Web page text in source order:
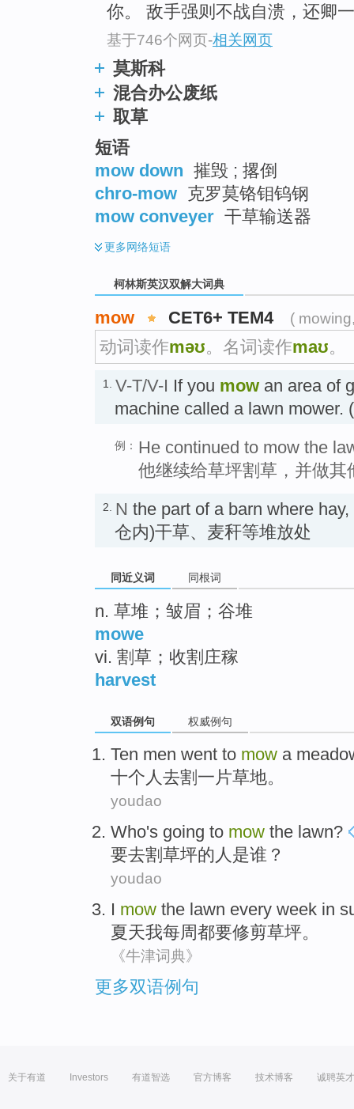
你。 敌手强则不战自溃，还卿
基于746个网页-相关网页
莫斯科
混合办公废纸
取草
短语
mow down 摧毁 ; 撂倒
chro-mow 克罗莫铬钼钨钢
mow conveyer 干草输送器
更多网络短语
柯林斯英汉双解大词典
mow CET6+ TEM4 (
动词读作məʊ。名词读作maʊ。
1. V-T/V-I If you mow an area of
machine called a lawn mower.
例： He continued to mow the
他继续给草坪割草，并做其
2. N the part of a barn where
仓内)干草、麦秆等堆放处
同近义词 同根词
n. 草堆；皱眉；谷堆
mowe
vi. 割草；收割庄稼
harvest
双语例句 权威例句
Ten men went to mow a
十个人去割 一片草地。
youdao
Who's going to mow the lawn?
要去割草坪的 人是谁？
youdao
I mow the lawn every week in
夏天我每周都要修剪草坪。
《牛津词典》
更多双语例句
关于有道 Investors 有道智选 官方博客 技术博客 诚聘英才